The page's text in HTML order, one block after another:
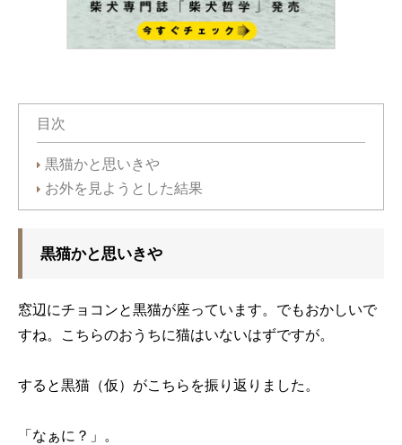
目次
黒猫かと思いきや
お外を見ようとした結果
黒猫かと思いきや
窓辺にチョコンと黒猫が座っています。でもおかしいで
すね。こちらのおうちに猫はいないはずですが。
すると黒猫（仮）がこちらを振り返りました。
「なぁに？」。